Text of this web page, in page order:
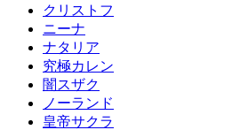
クリストフ
ニーナ
ナタリア
究極カレン
闇スザク
ノーランド
皇帝サクラ